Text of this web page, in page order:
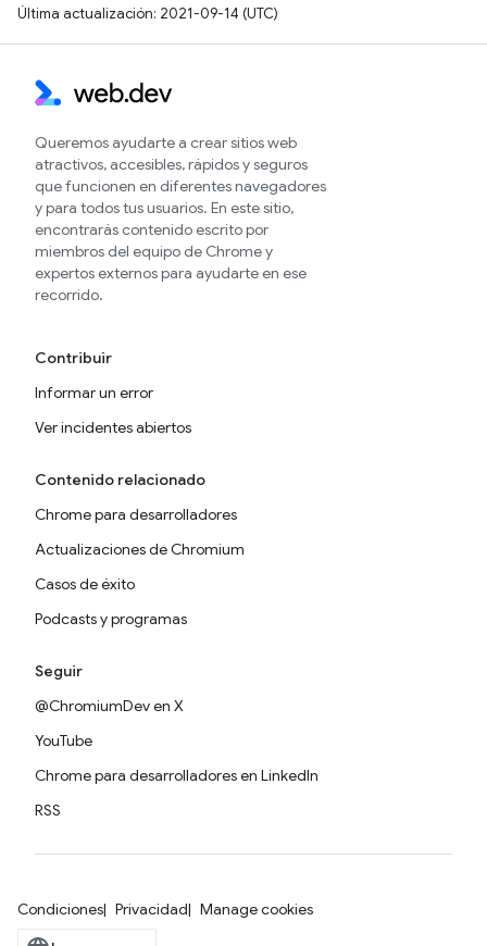
Última actualización: 2021-09-14 (UTC)
Queremos ayudarte a crear sitios web
atractivos, accesibles, rápidos y seguros
que funcionen en diferentes navegadores
y para todos tus usuarios. En este sitio,
encontrarás contenido escrito por
miembros del equipo de Chrome y
expertos externos para ayudarte en ese
recorrido.
Contribuir
Informar un error
Ver incidentes abiertos
Contenido relacionado
Chrome para desarrolladores
Actualizaciones de Chromium
Casos de éxito
Podcasts y programas
Seguir
@ChromiumDev en X
YouTube
Chrome para desarrolladores en LinkedIn
RSS
Condiciones Privacidad Manage cookies